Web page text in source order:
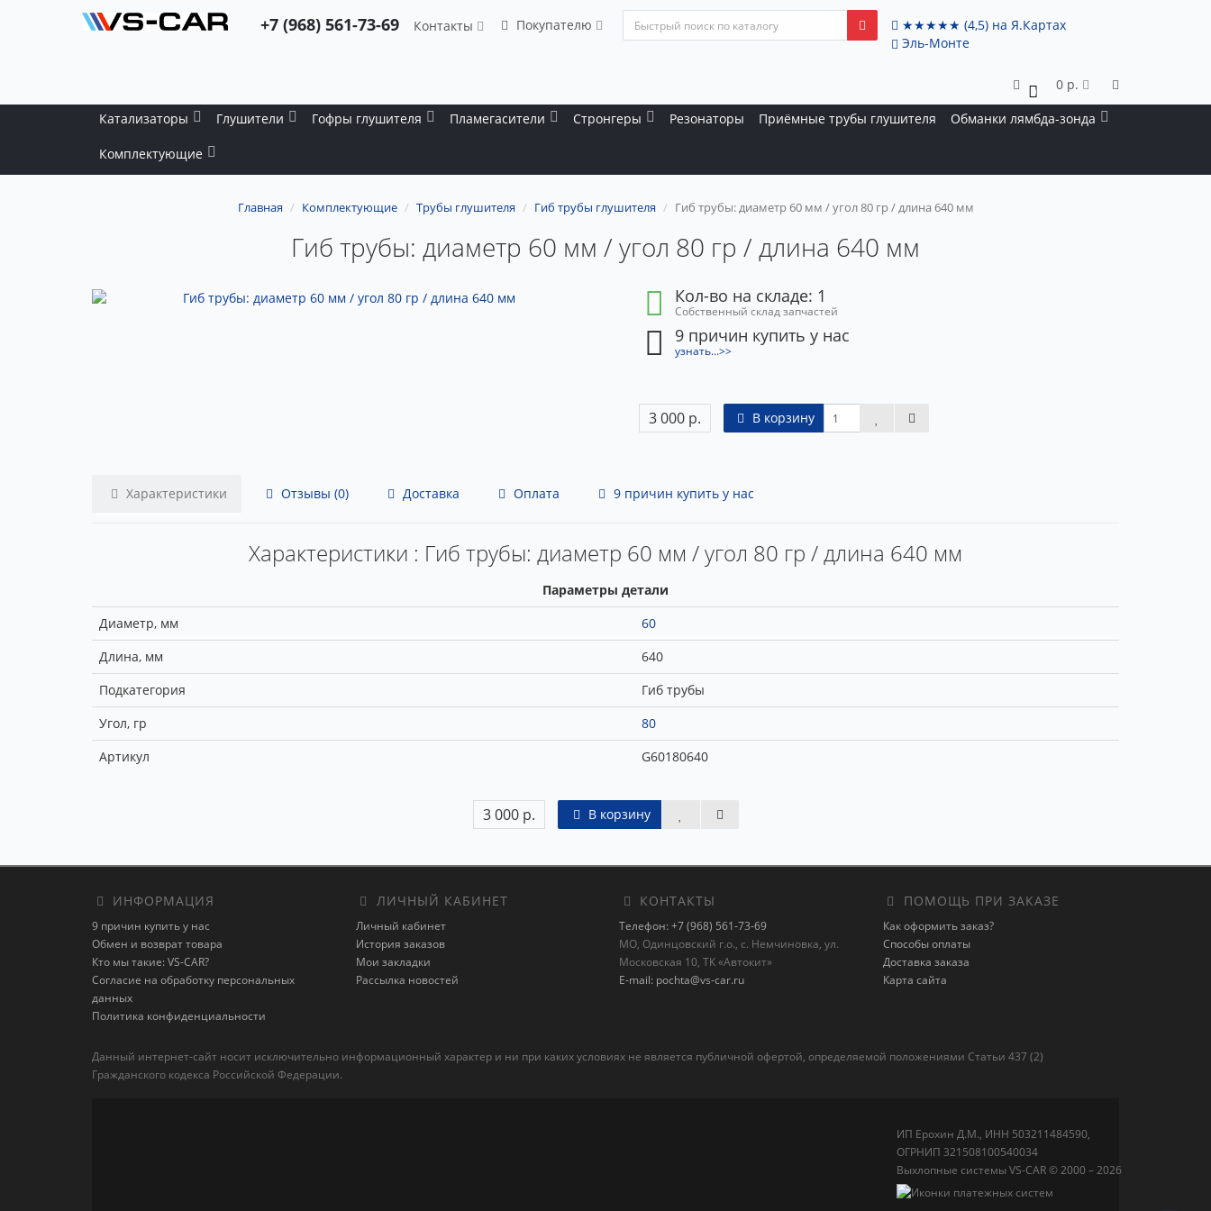
+7 (968) 561-73-69 Контакты Покупателю ★★★★★ (4,5) на Я.Картах
Эль-Монте
0
0 р.
Катализаторы
Глушители Гофры глушителя Пламегасители Стронгеры Резонаторы Приёмные трубы глушителя Обманки лямбда-зонда
Комплектующие
Главная Комплектующие Трубы глушителя Гиб трубы глушителя Гиб трубы: диаметр 60 мм / угол 80 гр / длина 640 мм
Гиб трубы: диаметр 60 мм / угол 80 гр / длина 640 мм
Кол-во на складе: 1
Собственный склад запчастей
9 причин купить у нас
узнать...>>
3 000 р. В корзину
Характеристики Отзывы (0) Доставка Оплата 9 причин купить у нас
Характеристики : Гиб трубы: диаметр 60 мм / угол 80 гр / длина 640 мм
Параметры детали
Диаметр, мм
60
Длина, мм
640
Подкатегория
Гиб трубы
Угол, гр
80
Артикул
G60180640
3 000 р. В корзину
ИНФОРМАЦИЯ
9 причин купить у нас
Обмен и возврат товара
Кто мы такие: VS-CAR?
Согласие на обработку персональных
данных
Политика конфиденциальности
ЛИЧНЫЙ КАБИНЕТ
Личный кабинет
История заказов
Мои закладки
Рассылка новостей
КОНТАКТЫ
Телефон: +7 (968) 561-73-69
МО, Одинцовский г.о., с. Немчиновка, ул.
Московская 10, ТК «Автокит»
E-mail: pochta@vs-car.ru
ПОМОЩЬ ПРИ ЗАКАЗЕ
Как оформить заказ?
Способы оплаты
Доставка заказа
Карта сайта
Данный интернет-сайт носит исключительно информационный характер и ни при каких условиях не является публичной офертой, определяемой положениями Статьи 437 (2)
Гражданского кодекса Российской Федерации.
ИП Ерохин Д.М., ИНН 503211484590,
ОГРНИП 321508100540034
Выхлопные системы VS-CAR © 2000 – 2026